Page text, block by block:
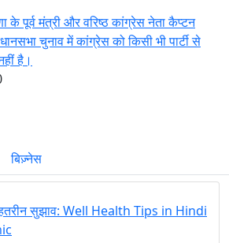
के पूर्व मंत्री और वरिष्ठ कांग्रेस नेता कैप्टन
चुनाव में कांग्रेस को किसी भी पार्टी से
है।
बिज़्नेस
सुझाव: Well Health Tips in Hindi